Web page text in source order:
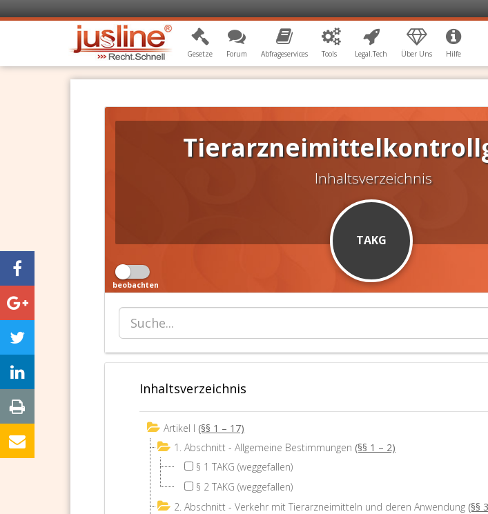
Gesetze Forum Abfrageservices Tools Legal.Tech Über Uns Hilfe
Inhaltsverzeichnis
TAKG
beobachten
Inhaltsverzeichnis
Artikel I (§§ 1 – 17)
1. Abschnitt - Allgemeine Bestimmungen (§§ 1 – 2)
§ 1 TAKG (weggefallen)
§ 2 TAKG (weggefallen)
2. Abschnitt - Verkehr mit Tierarzneimitteln und deren Anwendung (§§